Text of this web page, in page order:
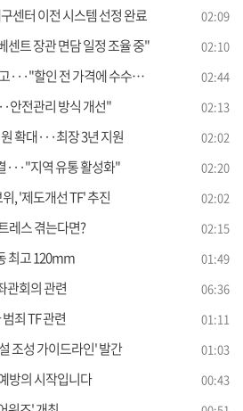
센터 이전 시스템 선정 완료 02:09
센트 장관 면담 일정 조율 중" 02:10
할인 전 가격에 수수료 부과" 02:44
안전관리 방식 개선" 02:13
확대···최장 3년 지원 02:02
···"지역 유통 활성화" 02:20
, '제도개선 TF' 추진 02:02
레스 겪는다면? 02:15
최고 120mm 01:49
관회의 관련 06:36
죄 TF 관련 01:11
조성 가이드라인' 발간 01:03
방의 시작입니다 00:43